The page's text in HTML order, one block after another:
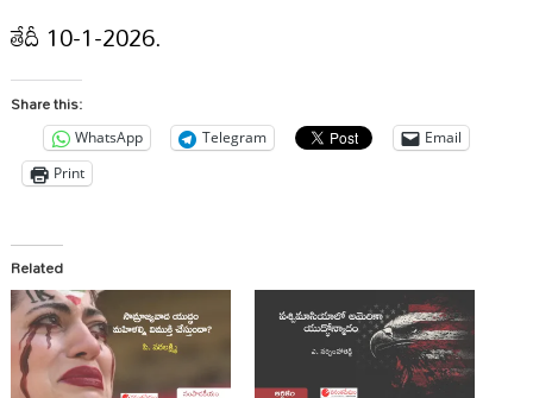
తేదీ 10-1-2026.
Share this:
WhatsApp Telegram
Email
Print
Related